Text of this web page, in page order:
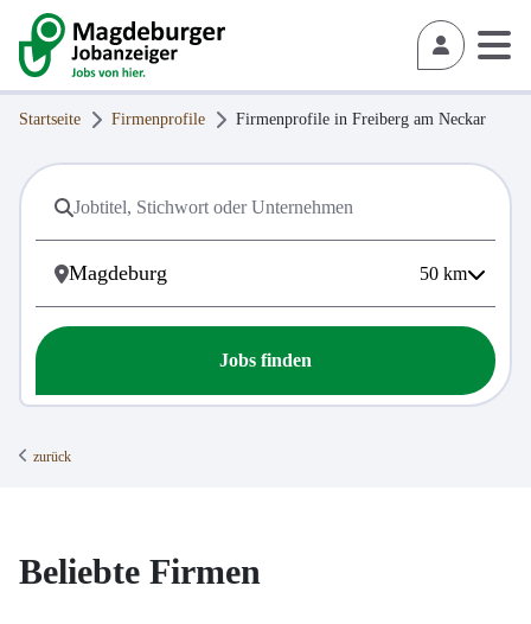
Startseite Firmenprofile Firmenprofile in Freiberg am Neckar
50 km
Jobs finden
zurück
Beliebte Firmen